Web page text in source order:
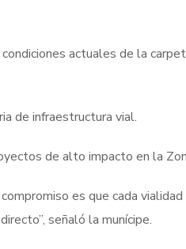
actuales de la
de infraestructura vial.
de alto impacto en la
es que cada vialidad
señaló la munícipe.